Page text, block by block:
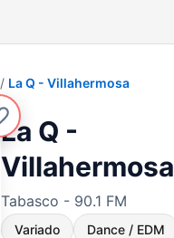
La Q - Villahermosa
La Q -
Villahermosa
Tabasco - 90.1 FM
Variado Dance / EDM